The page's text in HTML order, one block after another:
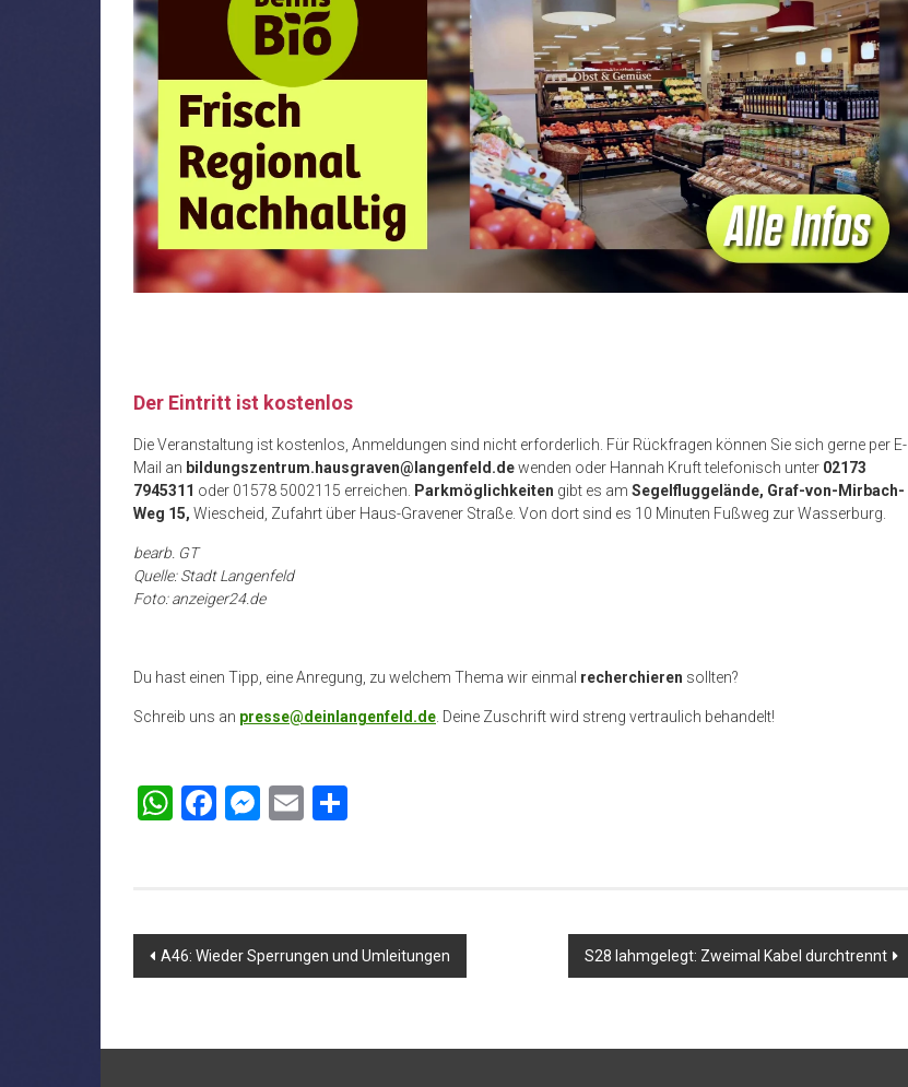
Der Eintritt ist kostenlos
Die Veranstaltung ist kostenlos, Anmeldungen sind nicht erforderlich. Für Rückfragen können Sie sich gerne per E-
Mail an bildungszentrum.hausgraven@langenfeld.dewenden oder Hannah Kruft telefonisch unter 02173
7945311 oder 01578 5002115 erreichen. Parkmöglichkeiten gibt es am Segelfluggelände, Graf-von-Mirbach-
Weg 15, Wiescheid, Zufahrt über Haus-Gravener Straße. Von dort sind es 10 Minuten Fußweg zur Wasserburg.
bearb. GT
Quelle: Stadt Langenfeld
Foto: anzeiger24.de
Du hast einen Tipp, eine Anregung, zu welchem Thema wir einmal recherchieren sollten?
Schreib uns an presse@deinlangenfeld.de. Deine Zuschrift wird streng vertraulich behandelt!
WhatsApp
Facebook
Messenger
Email
Beitragsnavigation
A46: Wieder Sperrungen und Umleitungen S28 lahmgelegt: Zweimal Kabel durchtrennt